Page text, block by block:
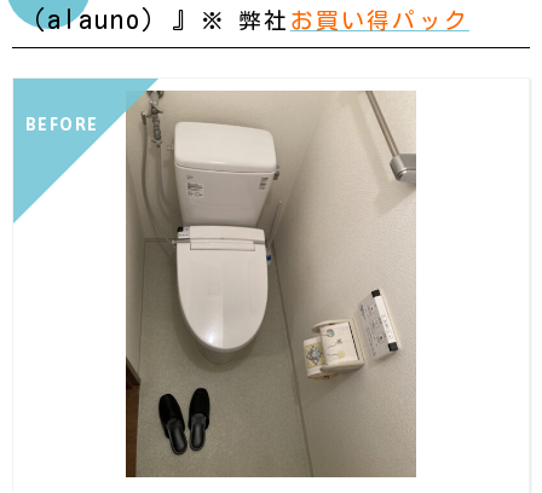
（alauno）』
※ 弊社 お買い得パック
BEFORE